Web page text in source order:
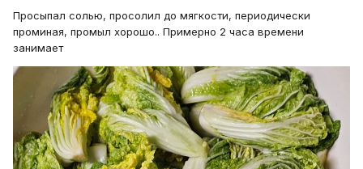
Просыпал солью, просолил до мягкости, периодически
проминая, промыл хорошо.. Примерно 2 часа времени
занимает